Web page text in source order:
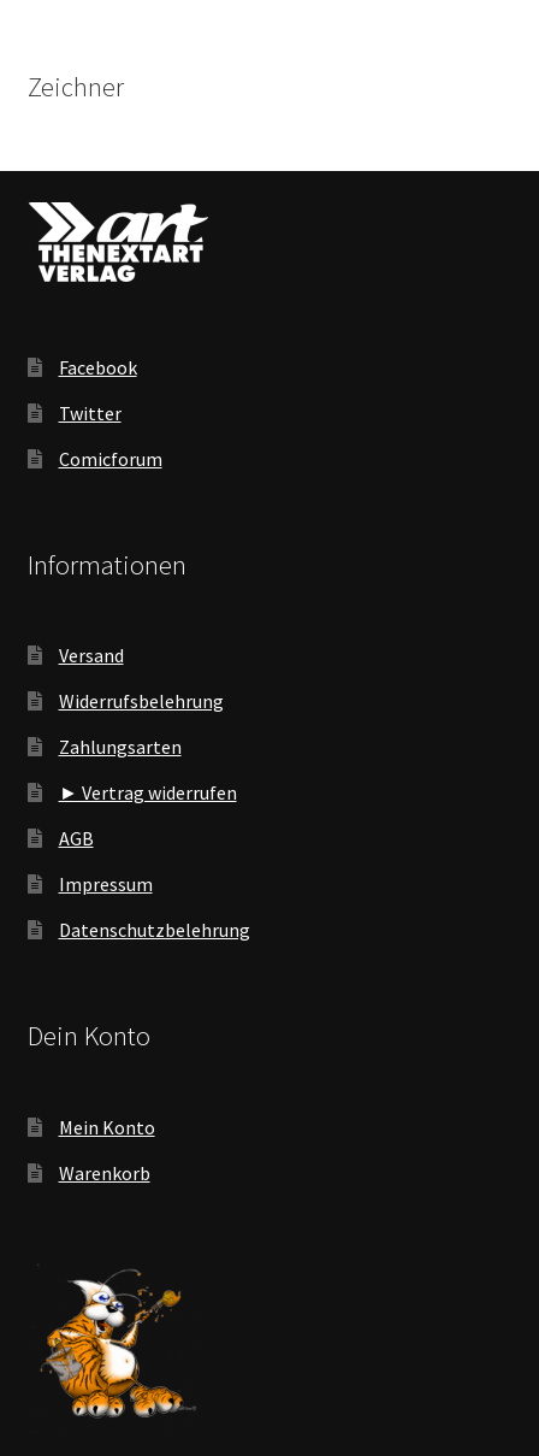
Zeichner
Facebook
Twitter
Comicforum
Informationen
Versand
Widerrufsbelehrung
Zahlungsarten
► Vertrag widerrufen
AGB
Impressum
Datenschutzbelehrung
Dein Konto
Mein Konto
Warenkorb